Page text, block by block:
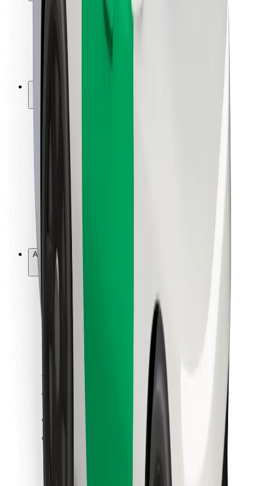
Steder
Byløsninger
Flyplasser
Bolt-ladestasjoner
Brukerstøtte
For passasjerer
For sjåfører
Bolt Food
For flåteeiere
Bolt for Business
Annet
Leverandører
Vilkår og betingelser
Få en tur på minutter!
Last ned Bolt-appen
Finn yndlingsmaten din!
Last ned Bolt Food-appen